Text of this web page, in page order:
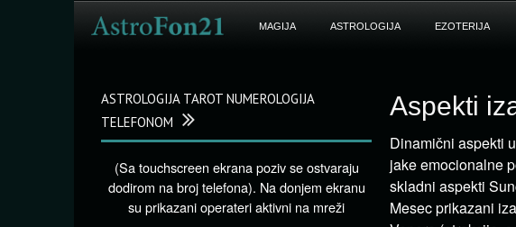
MAGIJA ASTROLOGIJA EZOTERIJA
Aspekti
Dinamični aspekti
jake emocionalne
skladni aspekti
Mesec prikazani
ASTROLOGIJA TAROT NUMEROLOGIJA
TELEFONOM
(Sa touchscreen ekrana poziv se ostvaraju
dodirom na broj telefona). Na donjem ekranu
su prikazani operateri aktivni na mreži